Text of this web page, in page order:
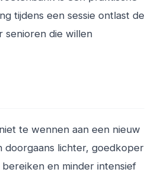
tijdens een sessie ontlast de
senioren die willen
te wennen aan een nieuw
doorgaans lichter, goedkoper
en minder intensief